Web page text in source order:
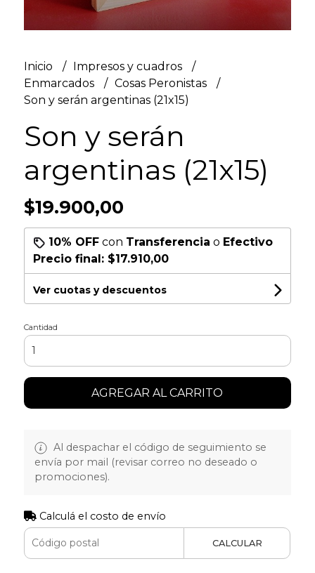
Inicio
Impresos y cuadros
Enmarcados
Cosas Peronistas
Son y serán argentinas (21x15)
Son y serán
argentinas (21x15)
$19.900,00
10% OFFcon Transferencia o Efectivo
Precio final: $17.910,00
Ver cuotas y descuentos
Cantidad
AGREGAR AL CARRITO
Al despachar el código de seguimiento se
envía por mail (revisar correo no deseado o
promociones).
Calculá el costo de envío
CALCULAR